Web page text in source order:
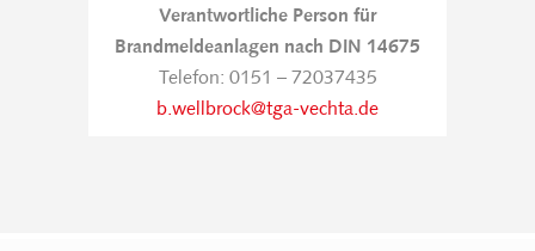
Verantwortliche Person für
Brandmeldeanlagen nach DIN 14675
Telefon: 0151 – 72037435
b.wellbrock@tga-vechta.de